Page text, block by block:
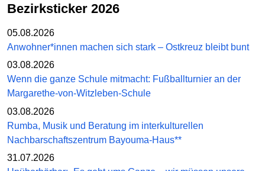
Bezirksticker 2026
05.08.2026
Anwohner*innen machen sich stark – Ostkreuz bleibt bunt
03.08.2026
Wenn die ganze Schule mitmacht: Fußballturnier an der
Margarethe-von-Witzleben-Schule
03.08.2026
Rumba, Musik und Beratung im interkulturellen
Nachbarschaftszentrum Bayouma-Haus**
31.07.2026